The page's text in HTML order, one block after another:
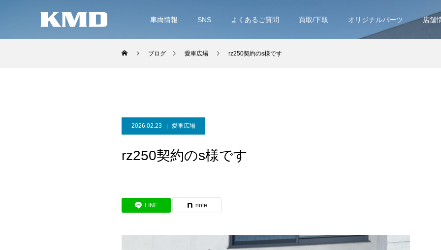
車両情報 SNS よくあるご質問 買取/下取 オリジナルパーツ 店舗
ブログ 愛車広場 rz250契約のs様です
2026.02.23 愛車広場
rz250契約のs様です
LINE note